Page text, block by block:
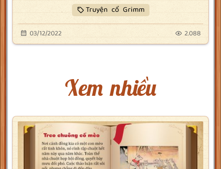
Truyện cổ Grimm
03/12/2022 2.088
Xem nhiều